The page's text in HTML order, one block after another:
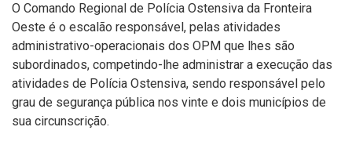
O Comando Regional de Polícia Ostensiva da Fronteira
Oeste é o escalão responsável, pelas atividades
administrativo-operacionais dos OPM que lhes são
subordinados, competindo-lhe administrar a execução das
atividades de Polícia Ostensiva, sendo responsável pelo
grau de segurança pública nos vinte e dois municípios de
sua circunscrição.